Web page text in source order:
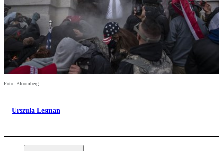
Foto: Bloomberg
Urszula Lesman